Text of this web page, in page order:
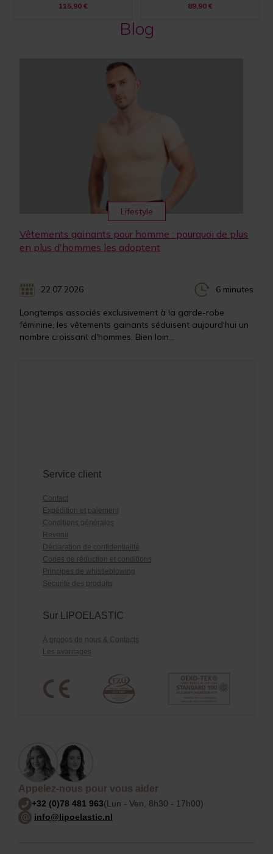
115,90 € 89,90 €
Blog
Lifestyle
Vêtements gainants pour homme : pourquoi de plus
en plus d'hommes les adoptent
22.07.2026 6 minutes
Longtemps associés exclusivement à la garde-robe
féminine, les vêtements gainants séduisent aujourd'hui un
nombre croissant d'hommes. Bien loin...
Service client
Contact
Expédition et paiement
Conditions générales
Revenir
Déclaration de confidentialité
Codes de réduction et conditions
Principes de whistleblowing
Sécurité des produits
Sur LIPOELASTIC
À propos de nous & Contacts
Les avantages
Appelez-nous pour vous aider
+32 (0)78 481 963(Lun - Ven, 8h30 - 17h00)
info@lipoelastic.nl